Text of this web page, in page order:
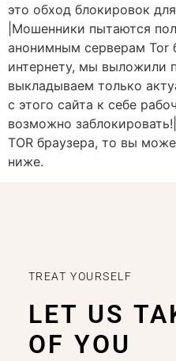
это обход блокировок
|Мошенники пытаются
анонимным серверам Tor
интернету, мы выложили
выкладываем только
с этого сайта к себе
возможно
TOR браузера, то вы
ниже.
TREAT YOURSELF
LET US
OF YOU